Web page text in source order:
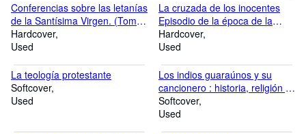
Conferencias sobre las letanías
de la Santísima Virgen. (Tomos
del 1 al 6)
Hardcover
Used
La cruzada de los inocentes
Episodio de la época de la
"Cruzada de los Niños" (1212)
Hardcover
Used
La teología protestante
Softcover
Used
Los indios guaraúnos y su
cancionero : historia, religión y
alma lírica
Softcover
Used